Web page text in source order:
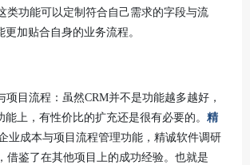
类功能可以定制符合自己需求的字段与流
加贴合自身的业务流程。
项目流程：虽然CRM并不是功能越多越好，
上，有性价比的扩充还是很有必要的。 精
业成本与项目流程管理功能，精诚软件调研
借鉴了在其他项目上的成功经验。也就是